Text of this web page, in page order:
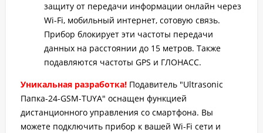
защиту от передачи информации онлайн через
Wi-Fi, мобильный интернет, сотовую связь.
Прибор блокирует эти частоты передачи
данных на расстоянии до 15 метров. Также
подавляются частоты GPS и ГЛОНАСС.
Уникальная разработка! Подавитель "Ultrasonic
Папка-24-GSM-TUYA" оснащен функцией
дистанционного управления со смартфона. Вы
можете подключить прибор к вашей Wi-Fi сети и